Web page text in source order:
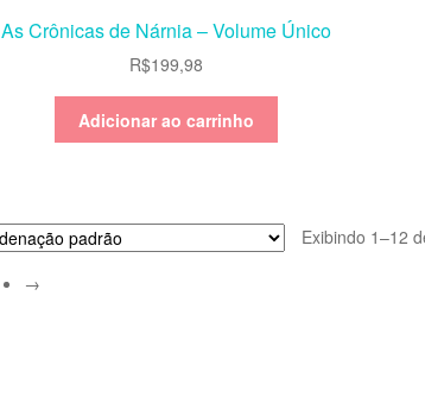
As Crônicas de Nárnia – Volume Único
R$199,98
Adicionar ao carrinho
Exibindo 1–12
→